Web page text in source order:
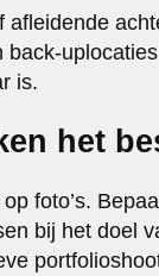
is.
het
foto’s.
bij het doel